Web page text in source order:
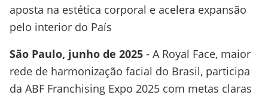
aposta na estética corporal e acelera expansão
pelo interior do País
São Paulo, junho de 2025 - A Royal Face, maior
rede de harmonização facial do Brasil, participa
da ABF Franchising Expo 2025 com metas claras